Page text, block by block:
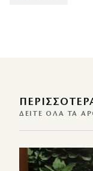
ΔΕΊΤΕ ΌΛΑ ΤΑ